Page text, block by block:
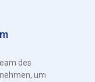
des
um